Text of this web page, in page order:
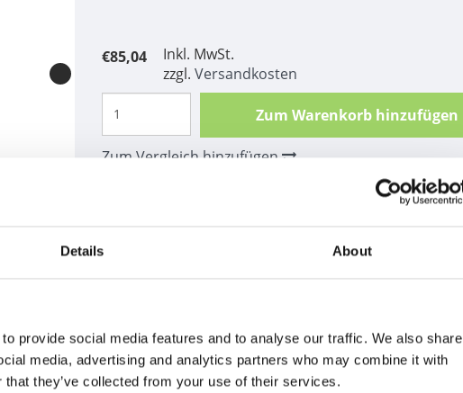
Details About
provide social media features and to analyse our traffic. We also share
media, advertising and analytics partners who may combine it with
they’ve collected from your use of their services.
€85,04
Inkl. MwSt.
zzgl.Versandkosten
Zum Warenkorb hinzufügen
Zum Vergleich hinzufügen
Maus mit Rassel 11cm.weiÃŸ grau braun schwarz